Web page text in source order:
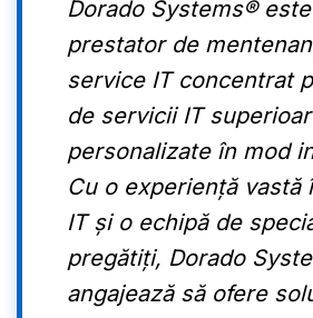
Dorado Systems®
prestator de
service IT concentrat
de servicii IT
personalizate în mod
Cu o experiență vastă
IT și o echipă de
pregătiți, Dorado
angajează să ofere